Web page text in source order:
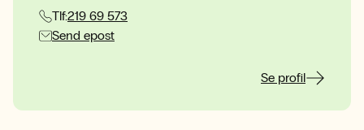
Tlf:219 69 573
Send epost
Se profil